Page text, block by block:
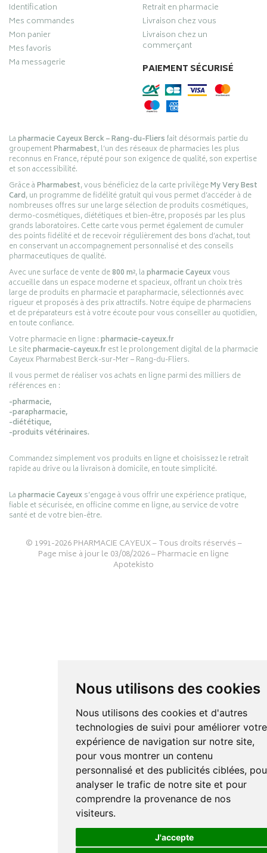
Nous utilisons des cookies
Nous utilisons des cookies et d'autres
technologies de suivi pour améliorer votre
expérience de navigation sur notre site,
pour vous montrer un contenu
personnalisé et des publicités ciblées,
analyser le trafic de notre site et pour
comprendre la provenance de nos
visiteurs.
J'accepte
Identification
Mes commandes
Mon panier
Mes favoris
Ma messagerie
Retrait en pharmacie
Livraison chez vous
Livraison chez un
commerçant
PAIEMENT SÉCURISÉ
Lapharmacie Cayeux Berck – Rang-du-Fliersfait désormais partie du
groupementPharmabest, l’un des réseaux de pharmacies les plus
reconnus en France, réputé pour son exigence de qualité, son expertise
et son accessibilité.
Grâce àPharmabest, vous bénéficiez de la carte privilègeMy Very Best
Card, un programme de fidélité gratuit qui vous permet d’accéder à de
nombreuses offres sur une large sélection de produits cosmétiques,
dermo-cosmétiques, diététiques et bien-être, proposés par les plus
grands laboratoires. Cette carte vous permet également de cumuler
des points fidélité et de recevoir régulièrement des bons d’achat, tout
en conservant un accompagnement personnalisé et des conseils
pharmaceutiques de qualité.
Avec une surface de vente de800 m², lapharmacie Cayeuxvous
accueille dans un espace moderne et spacieux, offrant un choix très
large de produits en pharmacie et parapharmacie, sélectionnés avec
rigueur et proposés à des prix attractifs. Notre équipe de pharmaciens
et de préparateurs est à votre écoute pour vous conseiller au quotidien,
en toute confiance.
Votre pharmacie en ligne :pharmacie-cayeux.fr
Le sitepharmacie-cayeux.frest le prolongement digital de la pharmacie
Cayeux Pharmabest Berck-sur-Mer – Rang-du-Fliers.
Il vous permet de réaliser vos achats en ligne parmi des milliers de
références en :
-pharmacie,
-parapharmacie,
-diététique,
-produits vétérinaires.
Commandez simplement vos produits en ligne et choisissez le retrait
rapide au drive ou la livraison à domicile, en toute simplicité.
Lapharmacie Cayeuxs’engage à vous offrir une expérience pratique,
fiable et sécurisée, en officine comme en ligne, au service de votre
santé et de votre bien-être.
© 1991-2026PHARMACIE CAYEUX– Tous droits réservés –
Page mise à jour le 03/08/2026 –Pharmacie en ligne
Apotekisto